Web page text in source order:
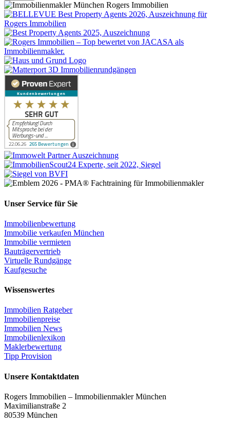
Unser Service für Sie
Immobilienbewertung
Immobilie verkaufen München
Immobilie vermieten
Bauträgervertrieb
Virtuelle Rundgänge
Kaufgesuche
Wissenswertes
Immobilien Ratgeber
Immobilienpreise
Immobilien News
Immobilienlexikon
Maklerbewertung
Tipp Provision
Unsere Kontaktdaten
Rogers Immobilien – Immobilienmakler München
Maximilianstraße 2
80539 München